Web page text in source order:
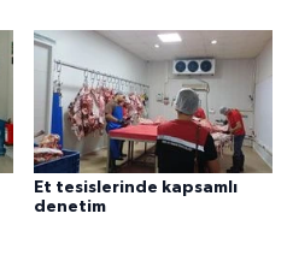
Et tesislerinde kapsamlı
denetim